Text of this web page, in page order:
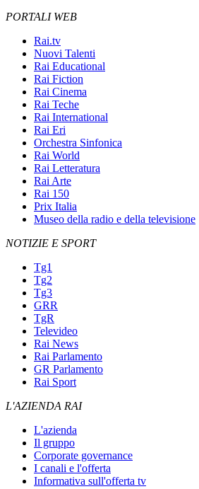
PORTALI WEB
Rai.tv
Nuovi Talenti
Rai Educational
Rai Fiction
Rai Cinema
Rai Teche
Rai International
Rai Eri
Orchestra Sinfonica
Rai World
Rai Letteratura
Rai Arte
Rai 150
Prix Italia
Museo della radio e della televisione
NOTIZIE E SPORT
Tg1
Tg2
Tg3
GRR
TgR
Televideo
Rai News
Rai Parlamento
GR Parlamento
Rai Sport
L'AZIENDA RAI
L'azienda
Il gruppo
Corporate governance
I canali e l'offerta
Informativa sull'offerta tv